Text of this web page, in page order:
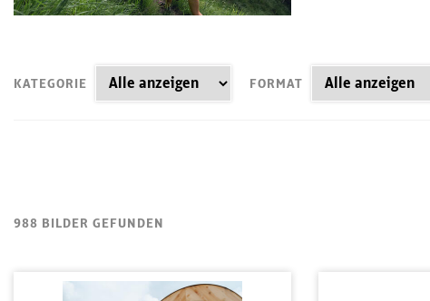
KATEGORIE FORMAT
988 BILDER GEFUNDEN